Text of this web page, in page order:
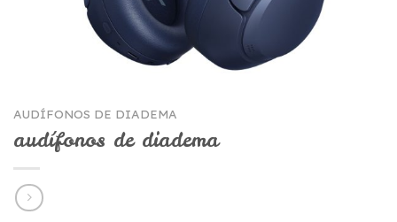
AUDÍFONOS DE DIADEMA
audífonos de diadema